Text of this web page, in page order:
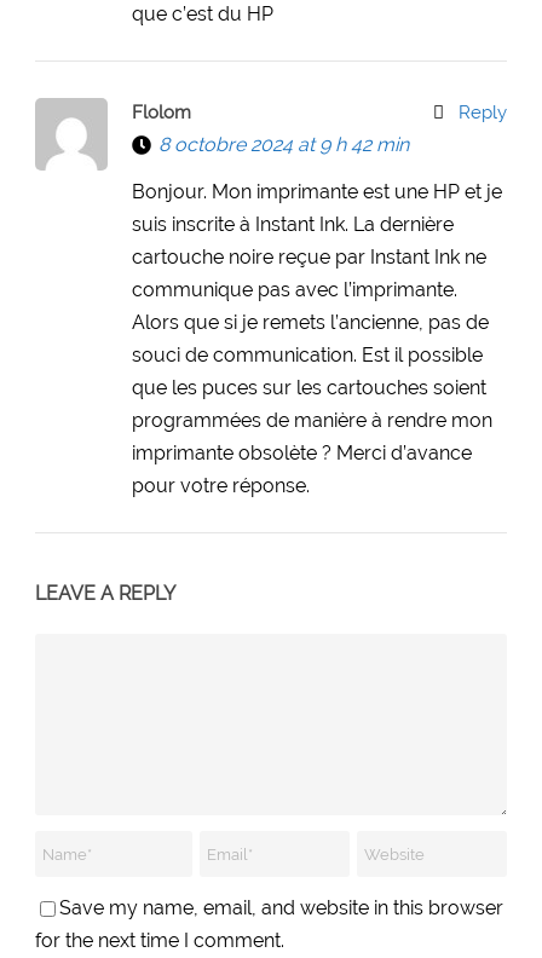
que c’est du HP
Flolom
8 octobre 2024 at 9 h 42 min
Reply
Bonjour. Mon imprimante est une HP et je
suis inscrite à Instant Ink. La dernière
cartouche noire reçue par Instant Ink ne
communique pas avec l’imprimante.
Alors que si je remets l’ancienne, pas de
souci de communication. Est il possible
que les puces sur les cartouches soient
programmées de manière à rendre mon
imprimante obsolète ? Merci d’avance
pour votre réponse.
LEAVE A REPLY
Save my name, email, and website in this browser
for the next time I comment.